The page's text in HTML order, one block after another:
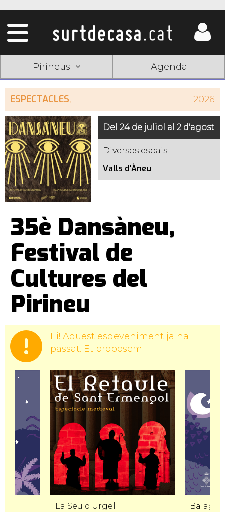
Pirineus Agenda
ESPECTACLES, 2026
Del 24 de juliol al 2 d'agost
Diversos espais
Valls d'Àneu
35è Dansàneu,
Festival de
Cultures del
Pirineu
Ei! Aquest esdeveniment ja ha
passat. Et proposem:
La Seu d'Urgell